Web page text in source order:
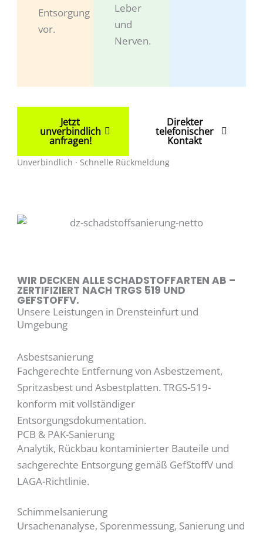
Entsorgung
vor.
Leber
und
Nerven.
Jetzt
unverbindlich
anfragen!
Direkter
telefonischer
Kontakt
Unverbindlich · Schnelle Rückmeldung
WIR DECKEN ALLE SCHADSTOFFARTEN AB –
ZERTIFIZIERT NACH TRGS 519 UND
GEFSTOFFV.
Unsere Leistungen in Drensteinfurt und
Umgebung
Asbestsanierung
Fachgerechte Entfernung von Asbestzement,
Spritzasbest und Asbestplatten. TRGS-519-
konform mit vollständiger
Entsorgungsdokumentation.
PCB & PAK-Sanierung
Analytik, Rückbau kontaminierter Bauteile und
sachgerechte Entsorgung gemäß GefStoffV und
LAGA-Richtlinie.
Schimmelsanierung
Ursachenanalyse, Sporenmessung, Sanierung und